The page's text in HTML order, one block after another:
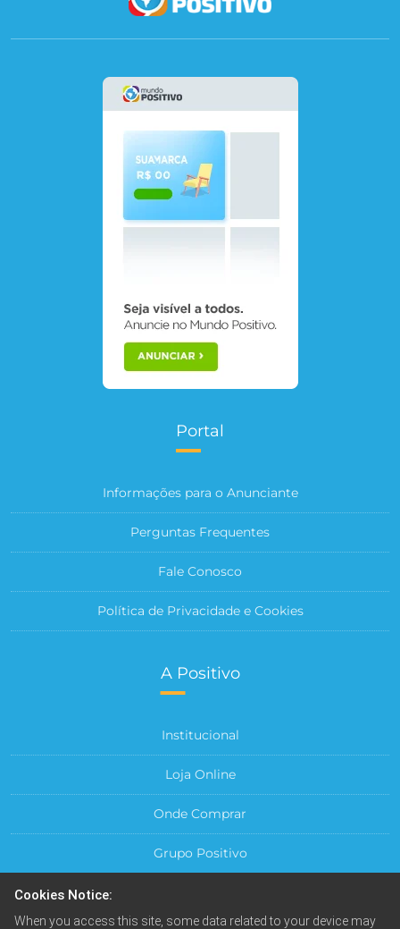
Portal
Informações para o Anunciante
Perguntas Frequentes
Fale Conosco
Política de Privacidade e Cookies
A Positivo
Institucional
Loja Online
Onde Comprar
Grupo Positivo
Cookies Notice:
When you access this site, some data related to your device may